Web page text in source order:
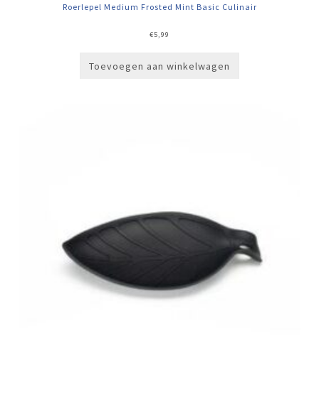
Roerlepel Medium Frosted Mint Basic Culinair
€5,99
Toevoegen aan winkelwagen